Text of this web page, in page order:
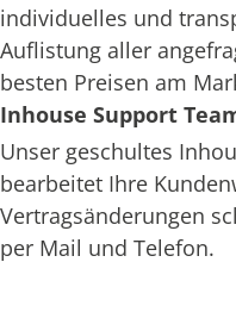
individuelles und
Auflistung aller
besten Preisen am
Inhouse Support
Unser geschultes
bearbeitet Ihre
Vertragsänderungen
per Mail und Telefon.